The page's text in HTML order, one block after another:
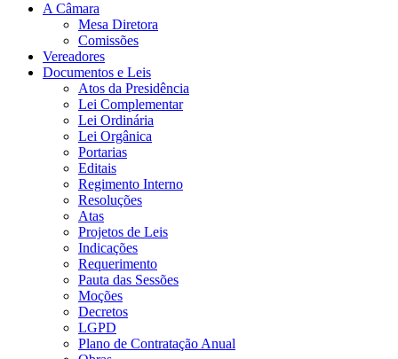
A Câmara
Mesa Diretora
Comissões
Vereadores
Documentos e Leis
Atos da Presidência
Lei Complementar
Lei Ordinária
Lei Orgânica
Portarias
Editais
Regimento Interno
Resoluções
Atas
Projetos de Leis
Indicações
Requerimento
Pauta das Sessões
Moções
Decretos
LGPD
Plano de Contratação Anual